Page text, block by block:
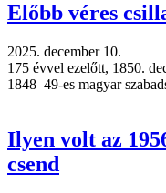
Előbb véres
2025. december 10.
175 évvel ezelőtt, 1850.
1848–49-es magyar
Ilyen volt az
csend